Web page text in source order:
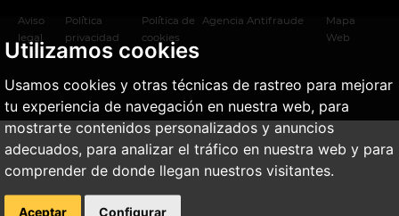
Utilizamos cookies
Usamos cookies y otras técnicas de rastreo para mejorar
tu experiencia de navegación en nuestra web, para
mostrarte contenidos personalizados y anuncios
adecuados, para analizar el tráfico en nuestra web y para
comprender de donde llegan nuestros visitantes.
Aceptar Configurar
Aviso
legal
Política
privacidad
Política de
cookies
Agencia Antifraude
Mapa
Web